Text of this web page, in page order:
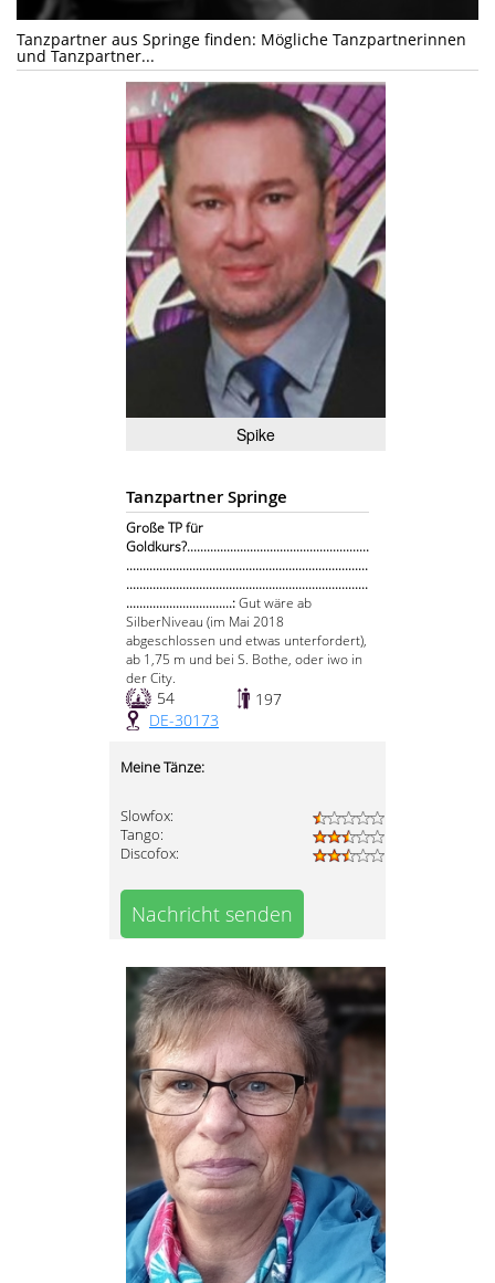
Tanzpartner aus Springe finden: Mögliche Tanzpartnerinnen
und Tanzpartner...
Spike
Tanzpartner Springe
Große TP für
Goldkurs?.......................................................
.........................................................................
.........................................................................
................................:Gut wäre ab
SilberNiveau (im Mai 2018
abgeschlossen und etwas unterfordert),
ab 1,75 m und bei S. Bothe, oder iwo in
der City.
54
197
DE-30173
Meine Tänze:
Slowfox:
Tango:
Discofox:
Nachricht senden